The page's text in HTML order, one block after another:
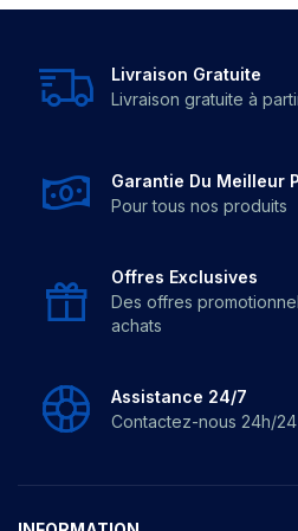
Livraison Gratuite
Livraison gratuite à
Garantie Du Meilleur
Pour tous nos produits
Offres Exclusives
Des offres
achats
Assistance 24/7
Contactez-nous 24h/24